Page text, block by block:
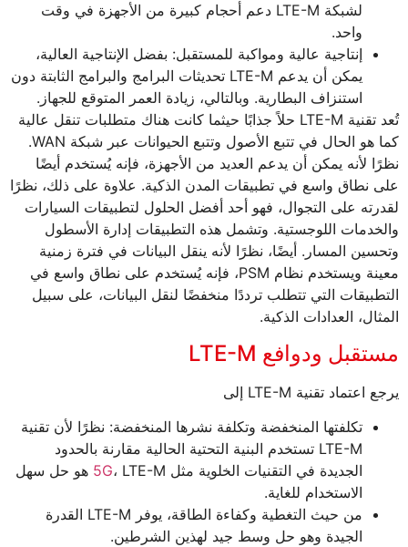
لشبكة LTE-M دعم أحجام كبيرة من الأجهزة في وقت
واحد.
إنتاجية عالية ومواكبة للمستقبل: بفضل الإنتاجية العالية،
يمكن أن يدعم LTE-M تحديثات البرامج والبرامج الثابتة دون
استنزاف البطارية. وبالتالي، زيادة العمر المتوقع للجهاز.
تُعد تقنية LTE-M حلاً جذابًا حيثما كانت هناك متطلبات تنقل عالية
كما هو الحال في تتبع الأصول وتتبع الحيوانات عبر شبكة WAN.
نظرًا لأنه يمكن أن يدعم العديد من الأجهزة، فإنه يُستخدم أيضًا
على نطاق واسع في تطبيقات المدن الذكية. علاوة على ذلك، نظرًا
لقدرته على التجوال، فهو أحد أفضل الحلول لتطبيقات السيارات
والخدمات اللوجستية. وتشمل هذه التطبيقات إدارة الأسطول
وتحسين المسار. أيضًا، نظرًا لأنه ينقل البيانات في فترة زمنية
معينة ويستخدم نظام PSM، فإنه يُستخدم على نطاق واسع في
التطبيقات التي تتطلب ترددًا منخفضًا لنقل البيانات، على سبيل
المثال، العدادات الذكية.
مستقبل ودوافع LTE-M
يرجع اعتماد تقنية LTE-M إلى
تكلفتها المنخفضة وتكلفة نشرها المنخفضة: نظرًا لأن تقنية
LTE-M تستخدم البنية التحتية الحالية مقارنة بالحدود
الجديدة في التقنيات الخلوية مثل
5G ، LTE-M هو حل سهل
الاستخدام للغاية.
من حيث التغطية وكفاءة الطاقة، يوفر LTE-M القدرة
الجيدة وهو حل وسط جيد لهذين الشرطين.